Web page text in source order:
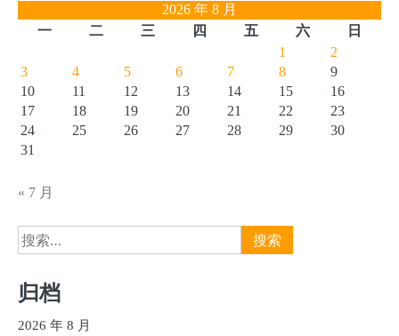
2026 年 8 月
一
二 三 四 五 六
日
1
2
3
4 5 6 7 8
9
10
11 12 13 14 15
16
17
18 19 20 21 22
23
24
25 26 27 28 29
30
31
« 7 月
搜
索：
归档
2026 年 8 月